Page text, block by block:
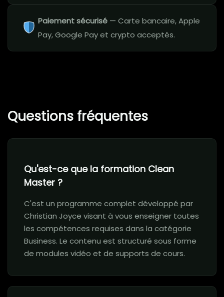
Paiement sécurisé — Carte bancaire, Apple
Pay, Google Pay et crypto acceptés.
Questions fréquentes
Qu'est-ce que la formation Clean
Master ?
C'est un programme complet développé par
Christian Joyce visant à vous enseigner toutes
les compétences requises dans la catégorie
Business. Le contenu est structuré sous forme
de modules vidéo et de supports de cours.